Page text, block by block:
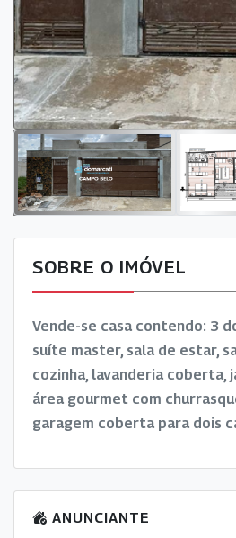
SOBRE O IMÓVEL
Vende-se casa contendo: 3
suíte master, sala de estar,
cozinha, lavanderia coberta,
área gourmet com
garagem coberta para dois
ANUNCIANTE